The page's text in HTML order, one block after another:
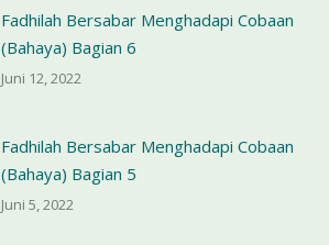
Fadhilah Bersabar Menghadapi Cobaan
(Bahaya) Bagian 6
Juni 12, 2022
Fadhilah Bersabar Menghadapi Cobaan
(Bahaya) Bagian 5
Juni 5, 2022